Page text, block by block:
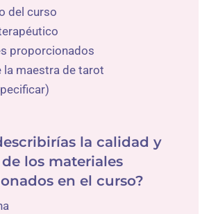
del curso
proporcionados
la maestra de tarot
la calidad y
los materiales
en el curso?